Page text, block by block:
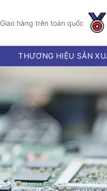
Giao hàng trên toàn quốc
THƯƠNG HIỆU SẢN